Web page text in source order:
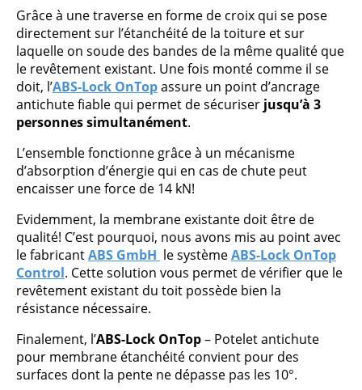
Grâce à une traverse en forme de croix qui se pose
directement sur l’étanchéité de la toiture et sur
laquelle on soude des bandes de la même qualité que
le revêtement existant. Une fois monté comme il se
doit, l’ABS-Lock OnTopassure un point d’ancrage
antichute fiable qui permet de sécuriser jusqu’à 3
personnes simultanément.
L’ensemble fonctionne grâce à un mécanisme
d’absorption d’énergie qui en cas de chute peut
encaisser une force de 14 kN!
Evidemment, la membrane existante doit être de
qualité! C’est pourquoi, nous avons mis au point avec
le fabricantABS GmbH le systèmeABS-Lock OnTop
Control. Cette solution vous permet de vérifier que le
revêtement existant du toit possède bien la
résistance nécessaire.
Finalement, l’ABS-Lock OnTop– Potelet antichute
pour membrane étanchéité convient pour des
surfaces dont la pente ne dépasse pas les 10°.